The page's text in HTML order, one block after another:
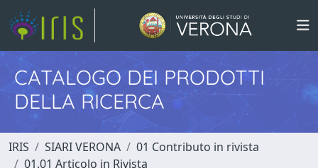
CATALOGO DEI PRODOTTI
DELLA RICERCA
IRIS SIARI VERONA
01 Contributo in rivista
01.01 Articolo in Rivista